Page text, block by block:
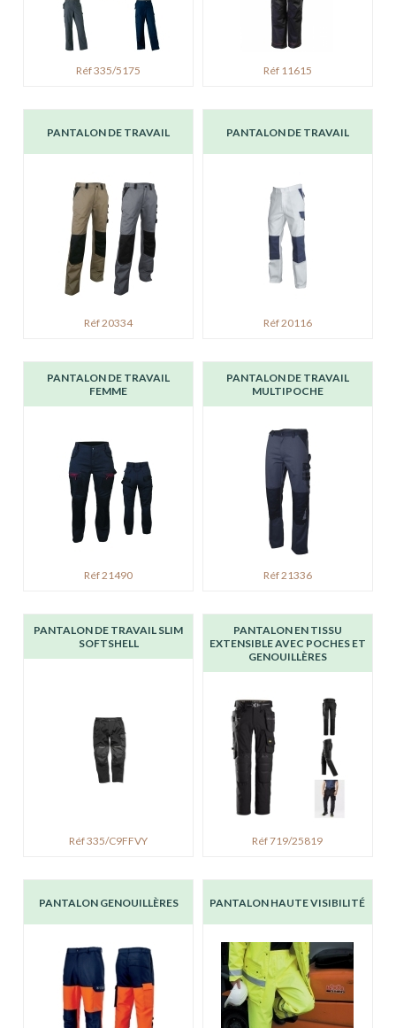
Réf 335/5175 Réf 11615
PANTALON DE TRAVAIL
Réf 20334
PANTALON DE TRAVAIL
Réf 20116
PANTALON DE TRAVAIL
FEMME
Réf 21490
PANTALON DE TRAVAIL
MULTIPOCHE
Réf 21336
PANTALON DE TRAVAIL SLIM
SOFTSHELL
Réf 335/C9FFVY
PANTALON EN TISSU
EXTENSIBLE AVEC POCHES ET
GENOUILLÈRES
Réf 719/25819
PANTALON GENOUILLÈRES PANTALON HAUTE VISIBILITÉ